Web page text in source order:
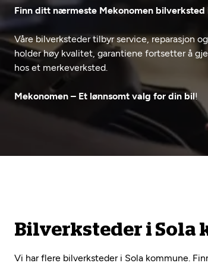
Fritt verkstedvalg
Finn ditt nærmeste Mekonomen bilverksted
Våre bilverksteder tilbyr service, reparasjon
holder høy kvalitet, garantiene fortsetter å
hos et merkeverksted.
Mekonomen – Et lønnsomt valg for din bil!
Bilverksteder i Sola
Vi har flere bilverksteder i Sola kommune.